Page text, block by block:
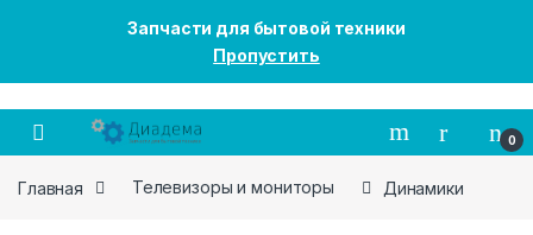
Запчасти для бытовой техники
Пропустить
Перейти к навигации
Перейти к содержанию
0
Главная Телевизоры и мониторы Динамики